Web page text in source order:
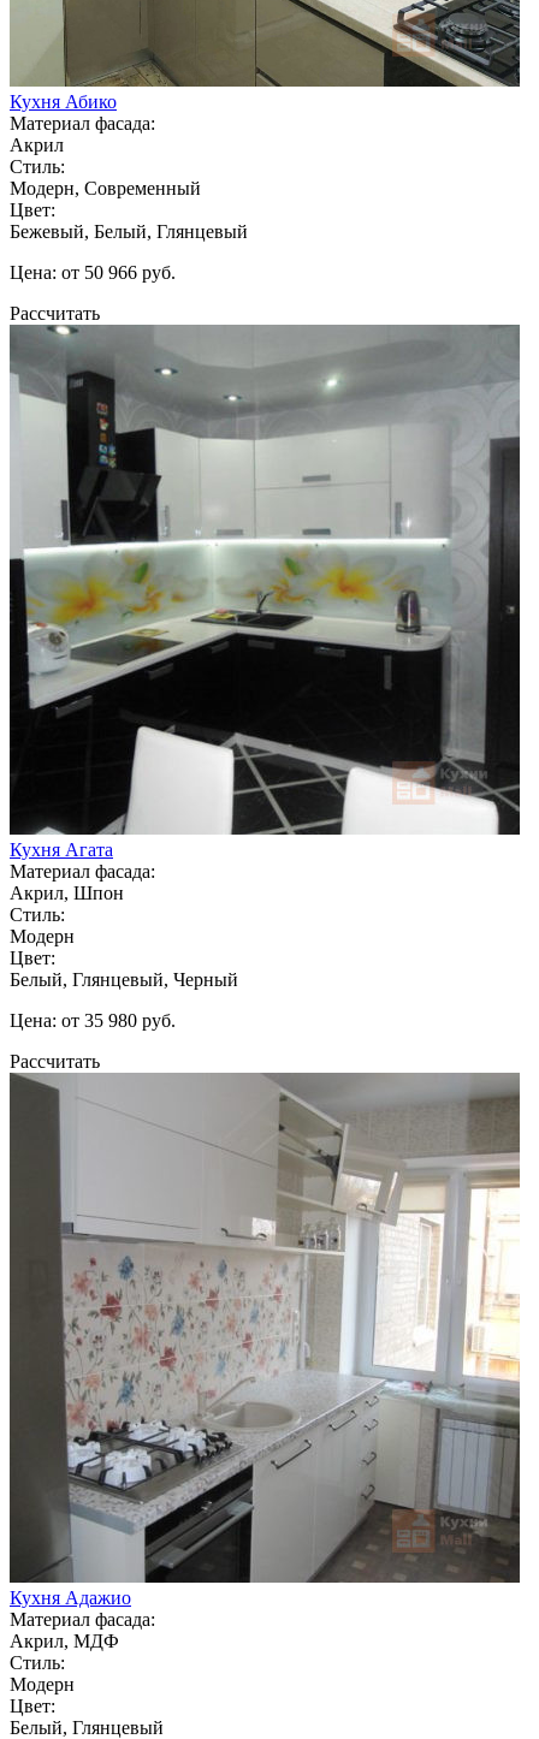
Кухня Абико
Материал фасада:
Акрил
Стиль:
Модерн, Современный
Цвет:
Бежевый, Белый, Глянцевый
Цена: от 50 966 руб.
Рассчитать
Кухня Агата
Материал фасада:
Акрил, Шпон
Стиль:
Модерн
Цвет:
Белый, Глянцевый, Черный
Цена: от 35 980 руб.
Рассчитать
Кухня Адажио
Материал фасада:
Акрил, МДФ
Стиль:
Модерн
Цвет:
Белый, Глянцевый